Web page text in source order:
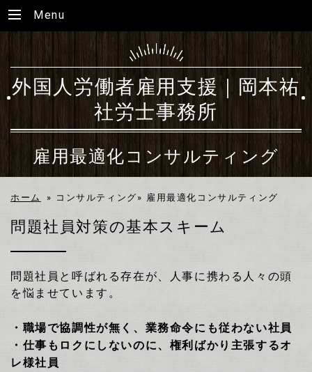
Menu
外国人労働者雇用支援｜岡本祐
社労士事務所
雇用最適化コンサルティング
ホーム » コンサルティング» 雇用最適化コンサルティング
問題社員対策の基本スキーム
問題社員と呼ばれる存在が、人事に携わる人々の頭
を悩ませています。
・職場で協調性が無く、業務命令にも従わない社員
・仕事もロクにしないのに、権利ばかり主張するオ
レ様社員